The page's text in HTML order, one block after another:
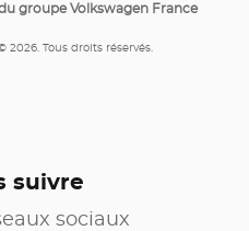
groupe Volkswagen France
2026. Tous droits réservés.
suivre
sociaux